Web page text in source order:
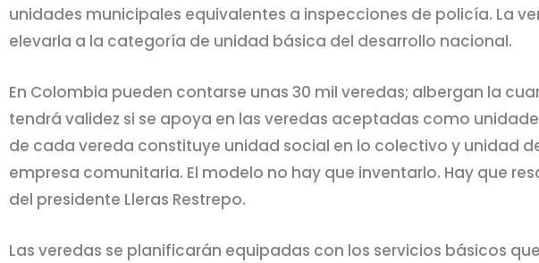
unidades municipales equivalentes a inspecciones de policía. La
elevarla a la categoría de unidad básica del desarrollo nacional.
En Colombia pueden contarse unas 30 mil veredas; albergan la
tendrá validez si se apoya en las veredas aceptadas como
de cada vereda constituye unidad social en lo colectivo y unidad
empresa comunitaria. El modelo no hay que inventarlo. Hay que
del presidente Lleras Restrepo.
Las veredas se planificarán equipadas con los servicios básicos